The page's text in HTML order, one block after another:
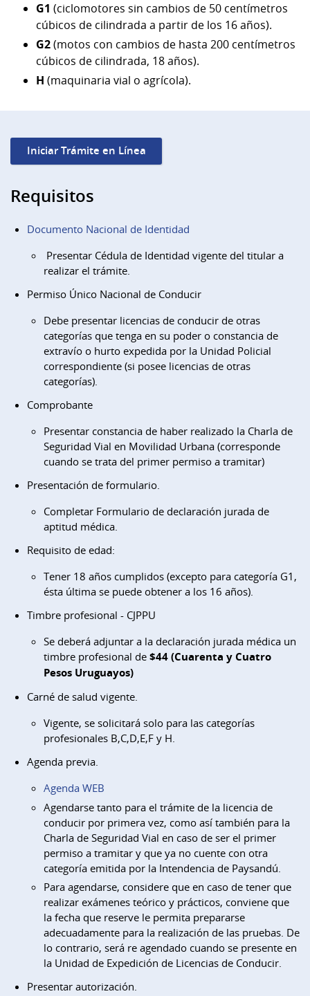
G1 (ciclomotores sin cambios de 50 centímetros
cúbicos de cilindrada a partir de los 16 años).
G2(motos con cambios de hasta 200 centímetros
cúbicos de cilindrada, 18 años).
H (maquinaria vial o agrícola).
Iniciar Trámite en Línea
Requisitos
Documento Nacional de Identidad
Presentar Cédula de Identidad vigente del titular a
realizar el trámite.
Permiso Único Nacional de Conducir
Debe presentar licencias de conducir de otras
categorías que tenga en su poder o constancia de
extravío o hurto expedida por la Unidad Policial
correspondiente (si posee licencias de otras
categorías).
Comprobante
Presentar constancia de haber realizado la Charla de
Seguridad Vial en Movilidad Urbana (corresponde
cuando se trata del primer permiso a tramitar)
Presentación de formulario.
Completar Formulario de declaración jurada de
aptitud médica.
Requisito de edad:
Tener 18 años cumplidos (excepto para categoría G1,
ésta última se puede obtener a los 16 años).
Timbre profesional - CJPPU
Se deberá adjuntar a la declaración jurada médica un
timbre profesional de $44 (Cuarenta y Cuatro
Pesos Uruguayos)
Carné de salud vigente.
Vigente, se solicitará solo para las categorías
profesionales B,C,D,E,F y H.
Agenda previa.
Agenda WEB
Agendarse tanto para el trámite de la licencia de
conducir por primera vez, como así también para la
Charla de Seguridad Vial en caso de ser el primer
permiso a tramitar y que ya no cuente con otra
categoría emitida por la Intendencia de Paysandú.
Para agendarse, considere que en caso de tener que
realizar exámenes teórico y prácticos, conviene que
la fecha que reserve le permita prepararse
adecuadamente para la realización de las pruebas. De
lo contrario, será re agendado cuando se presente en
la Unidad de Expedición de Licencias de Conducir.
Presentar autorización.